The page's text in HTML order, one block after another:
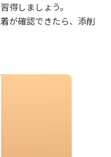
得しましょう。
が確認できたら、添削